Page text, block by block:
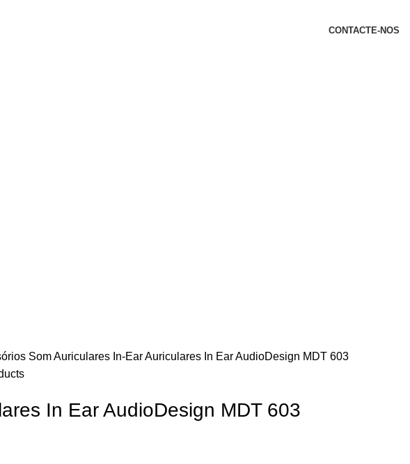
CONTACTE-NOS
SomAuriculares In-EarAuriculares In Ear AudioDesign MDT 603
In Ear AudioDesign MDT 603